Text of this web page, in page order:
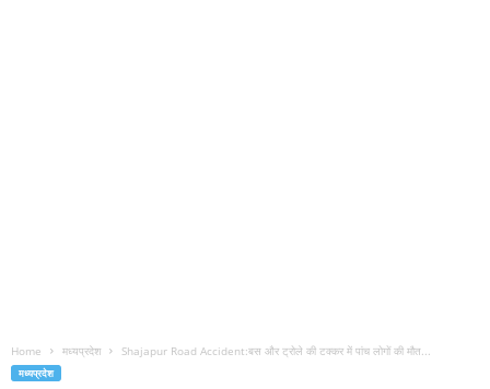
Home मध्यप्रदेश Shajapur Road Accident:बस और ट्रोले की टक्कर में पांच लोगों की मौत...
मध्यप्रदेश